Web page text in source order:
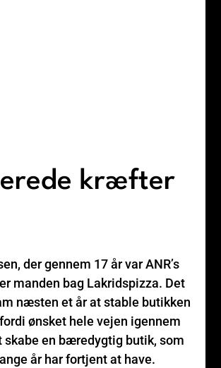
kræfter
der gennem 17 år var ANR’s
manden bag Lakridspizza. Det
næsten et år at stable butikken
ønsket hele vejen igennem
skabe en bæredygtig butik, som
år har fortjent at have.